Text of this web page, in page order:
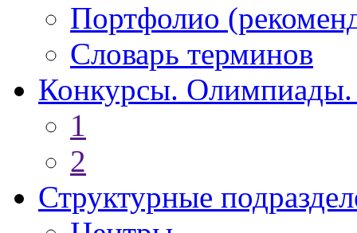
Портфолио
Словарь терминов
Конкурсы.
1
2
Структурные